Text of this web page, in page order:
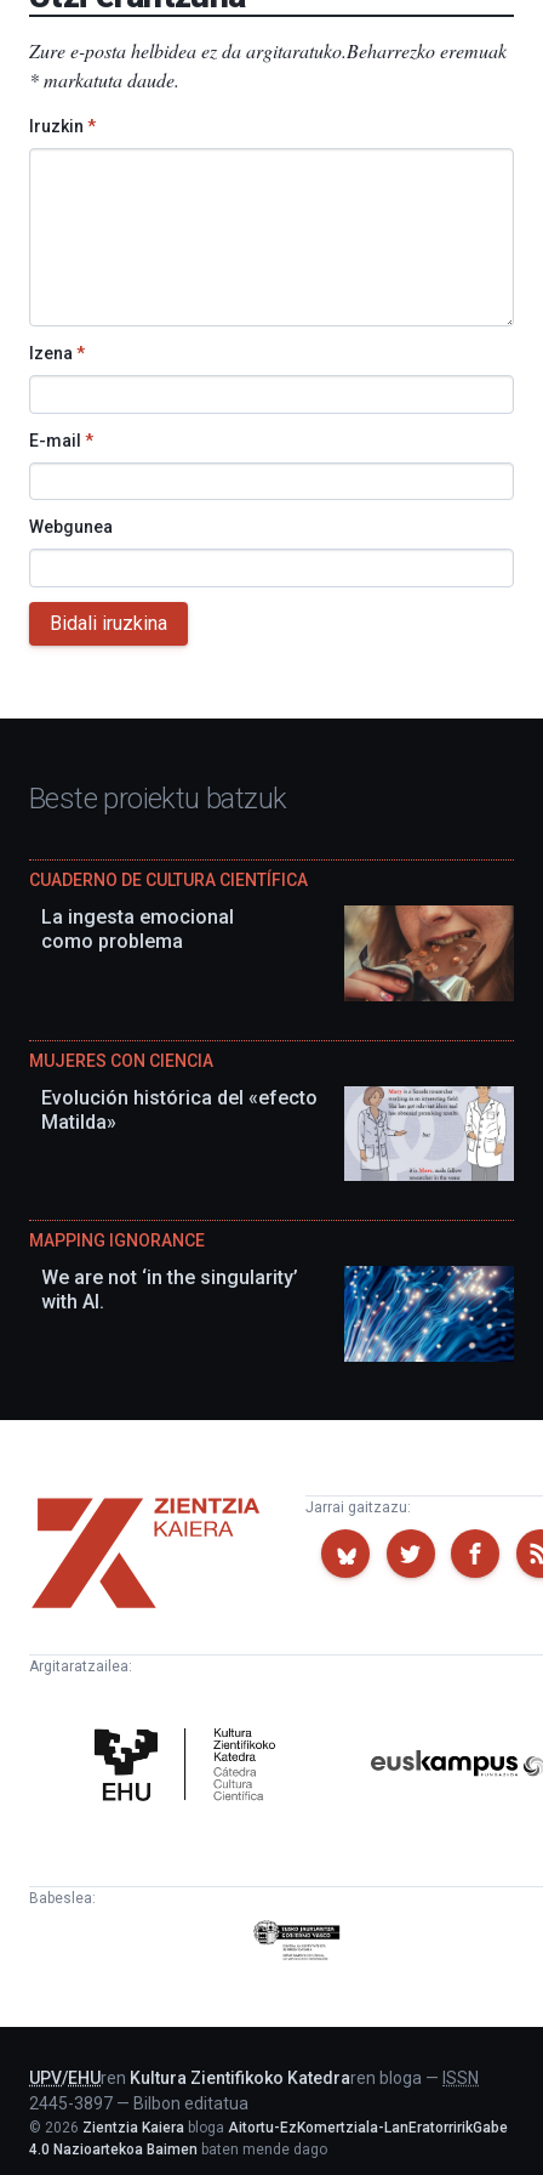
Zure e-posta helbidea ez da argitaratuko.Beharrezko eremuak
*markatuta daude.
Iruzkin *
Izena*
E-mail *
Webgunea
Bidali iruzkina
Beste proiektu batzuk
CUADERNO DE CULTURA CIENTÍFICA
La ingesta emocional
como problema
MUJERES CON CIENCIA
Evolución histórica del «efecto
Matilda»
MAPPING IGNORANCE
We are not ‘in the singularity’
with AI.
Zientzia
Kaiera
Jarrai gaitzazu:
Argitaratzailea:
Zientifikoko
Katedra
Babeslea:
Eusko
Jaurlaritza
UPV/EHUren Kultura Zientifikoko Katedraren bloga — ISSN
2445-3897 — Bilbon editatua
© 2026 Zientzia Kaiera bloga Aitortu-EzKomertziala-LanEratorririkGabe
4.0 Nazioartekoa Baimen baten mende dago